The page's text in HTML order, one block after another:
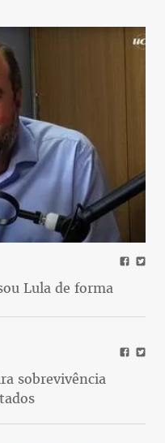
Lula de forma
sobrevivência